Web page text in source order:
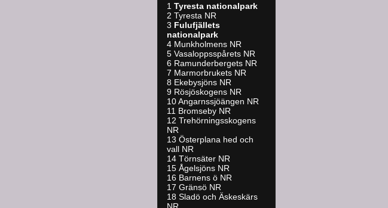
1 Tyresta nationalpark
2 Tyresta NR
3 Fulufjällets
nationalpark
4 Munkholmens NR
5 Vasaloppsspårets NR
6 Ramunderbergets NR
7 Marmorbrukets NR
8 Ekebysjöns NR
9 Rösjöskogens NR
10 Angarnssjöängen NR
11 Bromseby NR
12 Trehörningsskogens
NR
13 Österplana hed och
vall NR
14 Törnsäter NR
15 Ågelsjöns NR
16 Barnens ö NR
17 Gränsö NR
18 Sladö och Äskeskärs
NR